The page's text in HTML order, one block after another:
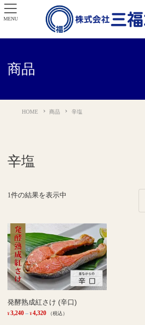
商品
HOME 商品 辛塩
辛塩
1件の結果を表示中
発酵熟成紅さけ (辛口)
¥ 3,240 – ¥ 4,320価（税込）
MENU